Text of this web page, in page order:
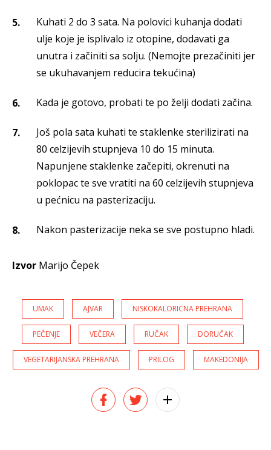
Kuhati 2 do 3 sata. Na polovici kuhanja dodati
ulje koje je isplivalo iz otopine, dodavati ga
unutra i začiniti sa solju. (Nemojte prezačiniti jer
se ukuhavanjem reducira tekućina)
Kada je gotovo, probati te po želji dodati začina.
Još pola sata kuhati te staklenke sterilizirati na
80 celzijevih stupnjeva 10 do 15 minuta.
Napunjene staklenke začepiti, okrenuti na
poklopac te sve vratiti na 60 celzijevih stupnjeva
u pećnicu na pasterizaciju.
Nakon pasterizacije neka se sve postupno hladi.
Izvor Marijo Čepek
UMAK AJVAR NISKOKALORICNA PREHRANA
PEČENJE VEČERA RUČAK DORUČAK
VEGETARIJANSKA PREHRANA PRILOG MAKEDONIJA